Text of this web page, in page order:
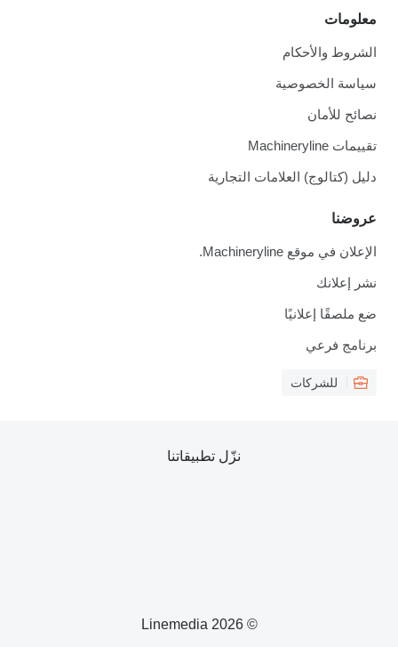
معلومات
الشروط والأحكام
سياسة الخصوصية
نصائح للأمان
تقييمات Machineryline
دليل (كتالوج) العلامات التجارية
عروضنا
الإعلان في موقع Machineryline.
نشر إعلانك
ضع ملصقًا إعلانيًا
برنامج فرعي
للشركات
© 2026 Linemedia
نزّل تطبيقاتنا